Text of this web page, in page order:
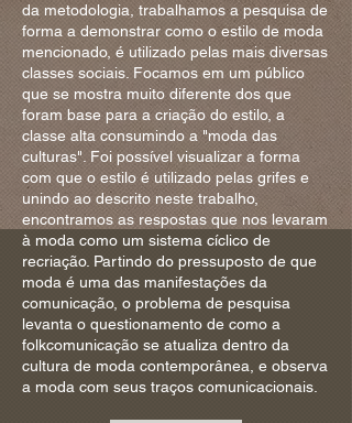
da metodologia, trabalhamos a pesquisa de
forma a demonstrar como o estilo de moda
mencionado, é utilizado pelas mais diversas
classes sociais. Focamos em um público
que se mostra muito diferente dos que
foram base para a criação do estilo, a
classe alta consumindo a "moda das
culturas". Foi possível visualizar a forma
com que o estilo é utilizado pelas grifes e
unindo ao descrito neste trabalho,
encontramos as respostas que nos levaram
à moda como um sistema cíclico de
recriação. Partindo do pressuposto de que
moda é uma das manifestações da
comunicação, o problema de pesquisa
levanta o questionamento de como a
folkcomunicação se atualiza dentro da
cultura de moda contemporânea, e observa
a moda com seus traços comunicacionais.